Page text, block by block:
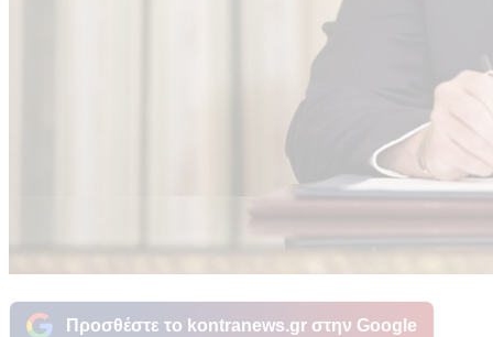
Προσθέστε το kontranews.gr στην Google